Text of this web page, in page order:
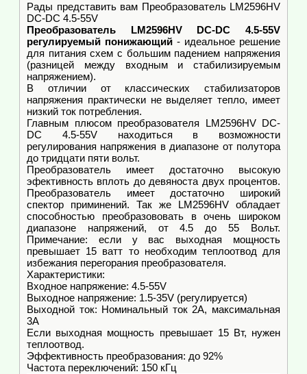
Рады представить вам Преобразователь LM2596HV
DC-DC 4.5-55V
Преобразователь LM2596HV DC-DC 4.5-55V
регулируемый понижающий - идеальное решение
для питания схем с большим падением напряжения
(разницей между входным и стабилизируемым
напряжением).
В отличии от классических стабилизаторов
напряжения практически не выделяет тепло, имеет
низкий ток потребления.
Главным плюсом преобразователя LM2596HV DC-
DC 4.5-55V находиться в возможности
регулирования напряжения в диапазоне от полутора
до тридцати пяти вольт.
Преобразователь имеет достаточно высокую
эфективность вплоть до девяноста двух процентов.
Преобразователь имеет достаточно широкий
спектор приминений. Так же LM2596HV обладает
способностью преобразововать в очень широком
диапазоне напряжений, от 4.5 до 55 Вольт.
Примечание: если у вас выходная мощность
превышает 15 ватт то необходим теплоотвод для
избежания перегорания преобразователя.
Характеристики:
Входное напряжение: 4.5-55V
Выходное напряжение: 1.5-35V (регулируется)
Выходной ток: Номинальный ток 2А, максимальная
3А
Если выходная мощность превышает 15 Вт, нужен
теплоотвод.
Эффективность преобразования: до 92%
Частота переключений: 150 кГц